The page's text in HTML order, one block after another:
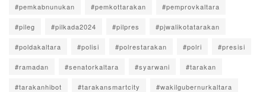
#pemkabnunukan #pemkottarakan #pemprovkaltara
#pileg #pilkada2024 #pilpres #pjwalikotatarakan
#poldakaltara #polisi #polrestarakan #polri #presisi
#ramadan #senatorkaltara #syarwani #tarakan
#tarakanhibot #tarakansmartcity #wakilgubernurkaltara